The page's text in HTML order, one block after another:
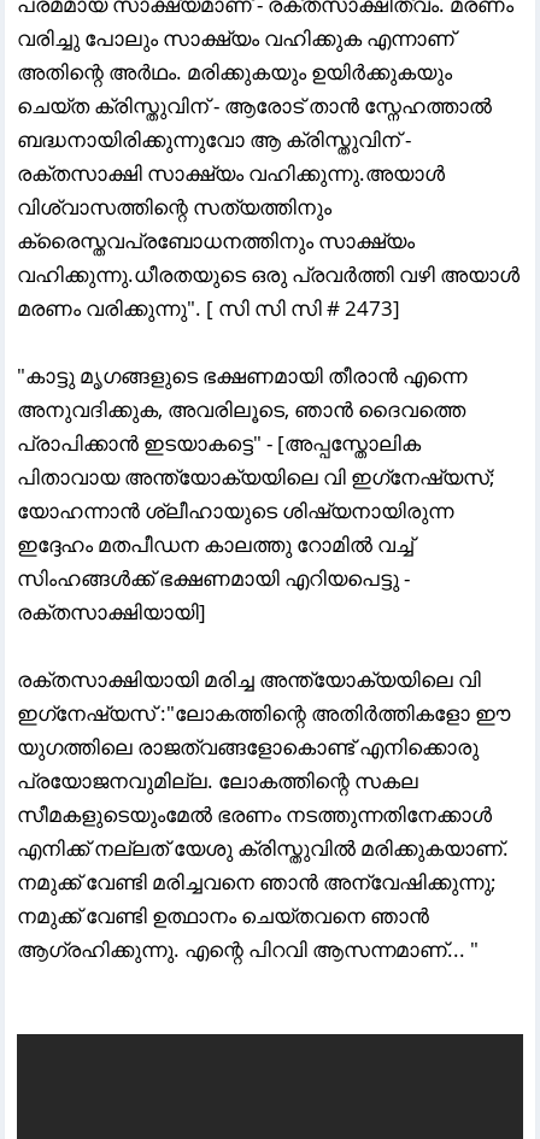
വരിച്ചു പോലും സാക്ഷ്യം വഹിക്കുക എന്നാണ്
അതിന്റെ അർഥം. മരിക്കുകയും ഉയിർക്കുകയും
ചെയ്ത ക്രിസ്തുവിന് - ആരോട് താൻ സ്നേഹത്താൽ
ബദ്ധനായിരിക്കുന്നുവോ ആ ക്രിസ്തുവിന് -
രക്തസാക്ഷി സാക്ഷ്യം വഹിക്കുന്നു.അയാൾ
വിശ്വാസത്തിന്റെ സത്യത്തിനും
ക്രൈസ്തവപ്രബോധനത്തിനും സാക്ഷ്യം
വഹിക്കുന്നു.ധീരതയുടെ ഒരു പ്രവർത്തി വഴി അയാൾ
മരണം വരിക്കുന്നു". [ സി സി സി # 2473]
"കാട്ടു മൃഗങ്ങളുടെ ഭക്ഷണമായി തീരാൻ എന്നെ
അനുവദിക്കുക, അവരിലൂടെ, ഞാൻ ദൈവത്തെ
പ്രാപിക്കാൻ ഇടയാകട്ടെ" - [അപ്പസ്തോലിക
പിതാവായ അന്ത്യോക്യയിലെ വി ഇഗ്‌നേഷ്യസ്;
യോഹന്നാൻ ശ്ലീഹായുടെ ശിഷ്യനായിരുന്ന
ഇദ്ദേഹം മതപീഡന കാലത്തു റോമിൽ വച്ച്
സിംഹങ്ങൾക്ക് ഭക്ഷണമായി എറിയപെട്ടു -
രക്തസാക്ഷിയായി]
രക്തസാക്ഷിയായി മരിച്ച അന്ത്യോക്യയിലെ വി
ഇഗ്‌നേഷ്യസ് :"ലോകത്തിന്റെ അതിർത്തികളോ ഈ
യുഗത്തിലെ രാജത്വങ്ങളോകൊണ്ട് എനിക്കൊരു
പ്രയോജനവുമില്ല. ലോകത്തിന്റെ സകല
സീമകളുടെയുംമേൽ ഭരണം നടത്തുന്നതിനേക്കാൾ
എനിക്ക് നല്ലത്‌ യേശു ക്രിസ്തുവിൽ മരിക്കുകയാണ്.
നമുക്ക് വേണ്ടി മരിച്ചവനെ ഞാൻ അന്വേഷിക്കുന്നു;
നമുക്ക് വേണ്ടി ഉത്ഥാനം ചെയ്തവനെ ഞാൻ
ആഗ്രഹിക്കുന്നു. എന്റെ പിറവി ആസന്നമാണ്... "